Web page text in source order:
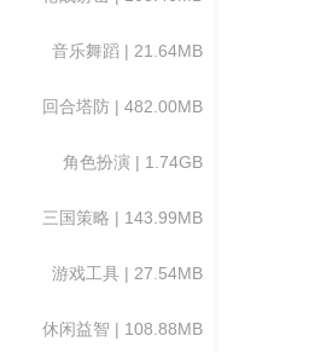
音乐舞蹈 | 21.64MB
回合塔防 | 482.00MB
角色扮演 | 1.74GB
三国策略 | 143.99MB
游戏工具 | 27.54MB
休闲益智 | 108.88MB